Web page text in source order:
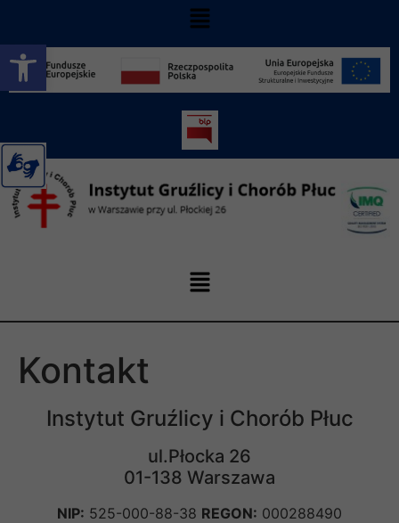
Otwórz pasek narzędzi
Kontakt
Instytut Gruźlicy i Chorób Płuc
ul.Płocka 26
01-138 Warszawa
NIP: 525-000-88-38 REGON: 000288490